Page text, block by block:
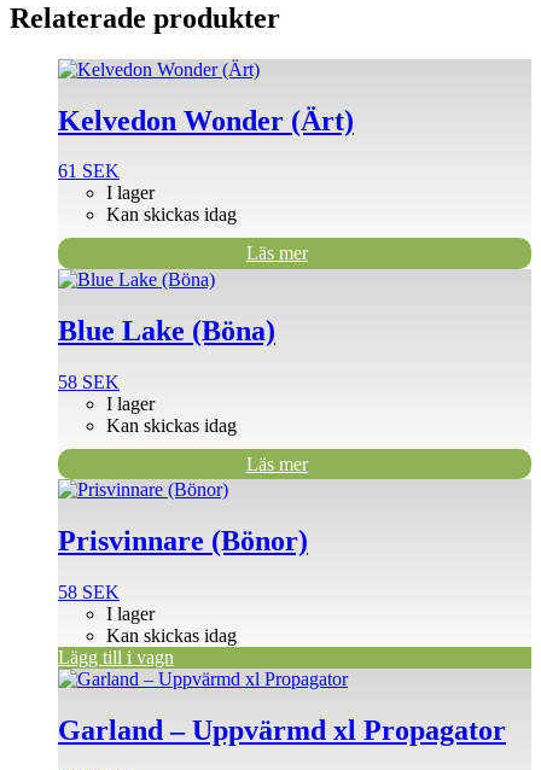
Relaterade produkter
Kelvedon Wonder (Ärt)
61 SEK
I lager
Kan skickas idag
Läs mer
Blue Lake (Böna)
58 SEK
I lager
Kan skickas idag
Läs mer
Prisvinnare (Bönor)
58 SEK
I lager
Kan skickas idag
Lägg till i vagn
Garland – Uppvärmd xl Propagator